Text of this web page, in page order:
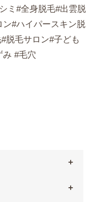
ミ#全身脱毛#出雲脱
#ハイパースキン脱
脱毛サロン#子ども
み #毛穴